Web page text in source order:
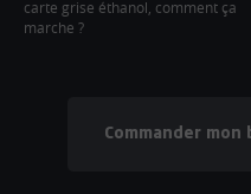
carte grise éthanol, comment ça
marche ?
Commander